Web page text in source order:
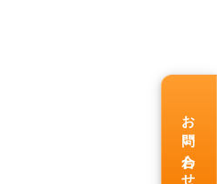
お問い合わせ